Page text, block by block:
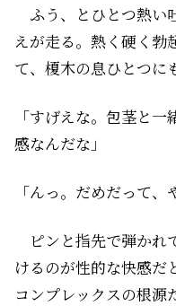
ふう、とひとつ熱い
えが走る。熱く硬く勃
て、榎木の息ひとつに
「すげえな。包茎と
感なんだな」
「んっ。だめだって、
ピンと指先で弾かれ
けるのが性的な快感だ
コンプレックスの根源